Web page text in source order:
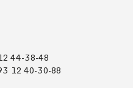
44-38-48
12 40-30-88